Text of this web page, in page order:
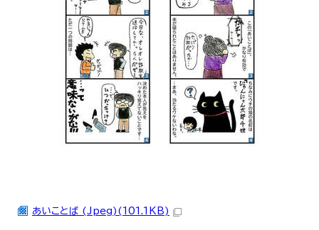
あいことば (Jpeg)(101.1KB)